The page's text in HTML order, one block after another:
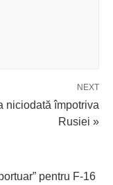
NEXT
niciodată împotriva
Rusiei »
pentru F-16